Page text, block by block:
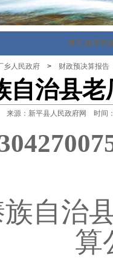
首页 政府信
乡人民政府 > 财政预决算报告
自治县
来源：新平县人民政府网 时间
自治
算